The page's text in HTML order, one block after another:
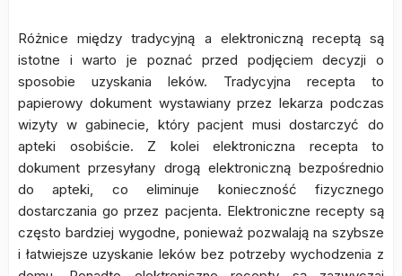
Różnice między tradycyjną a elektroniczną receptą są
istotne i warto je poznać przed podjęciem decyzji o
sposobie uzyskania leków. Tradycyjna recepta to
papierowy dokument wystawiany przez lekarza podczas
wizyty w gabinecie, który pacjent musi dostarczyć do
apteki osobiście. Z kolei elektroniczna recepta to
dokument przesyłany drogą elektroniczną bezpośrednio
do apteki, co eliminuje konieczność fizycznego
dostarczania go przez pacjenta. Elektroniczne recepty są
często bardziej wygodne, ponieważ pozwalają na szybsze
i łatwiejsze uzyskanie leków bez potrzeby wychodzenia z